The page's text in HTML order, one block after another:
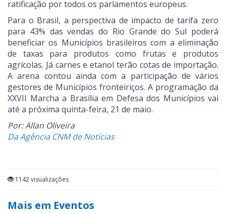
ratificação por todos os parlamentos europeus.
Para o Brasil, a perspectiva de impacto de tarifa zero
para 43% das vendas do Rio Grande do Sul poderá
beneficiar os Municípios brasileiros com a eliminação
de taxas para produtos como frutas e produtos
agrícolas. Já carnes e etanol terão cotas de importação.
A arena contou ainda com a participação de vários
gestores de Municípios fronteiriços. A programação da
XXVII Marcha a Brasília em Defesa dos Municípios vai
até a próxima quinta-feira, 21 de maio.
Por: Allan Oliveira
Da Agência CNM de Notícias
1142 visualizações
Mais em Eventos